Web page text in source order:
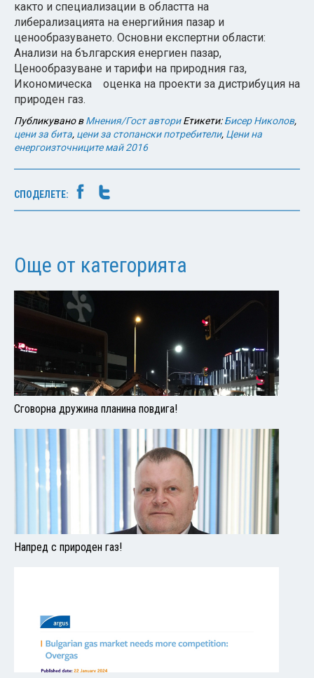
както и специализации в областта на
либерализацията на енергийния пазар и
ценообразуването. Основни експертни области:
Анализи на българския енергиен пазар,
Ценообразуване и тарифи на природния газ,
Икономическа оценка на проекти за дистрибуция на
природен газ.
Публикувано вМнения/Гост автори Етикети:Бисер Николов,
цени за бита, цени за стопански потребители, Цени на
енергоизточниците май 2016
СПОДЕЛЕТЕ:
Още от категорията
Сговорна дружина планина повдига!
Напред с природен газ!